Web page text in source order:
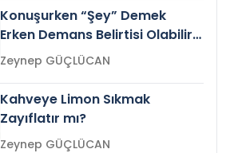
Konuşurken “Şey” Demek
Erken Demans Belirtisi Olabilir
mi?
Zeynep GÜÇLÜCAN
Kahveye Limon Sıkmak
Zayıflatır mı?
Zeynep GÜÇLÜCAN